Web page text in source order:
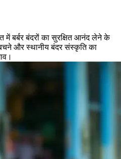
बर्बर बंदरों का सुरक्षित आनंद लेने के
और स्थानीय बंदर संस्कृति का